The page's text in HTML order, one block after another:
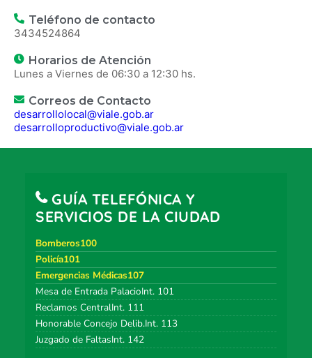
Teléfono de contacto
3434524864
Horarios de Atención
Lunes a Viernes de 06:30 a 12:30 hs.
Correos de Contacto
desarrollolocal@viale.gob.ar
desarrolloproductivo@viale.gob.ar
GUÍA TELEFÓNICA Y
SERVICIOS DE LA CIUDAD
Bomberos100
Policía101
Emergencias Médicas107
Mesa de Entrada PalacioInt. 101
Reclamos CentralInt. 111
Honorable Concejo Delib.Int. 113
Juzgado de FaltasInt. 142